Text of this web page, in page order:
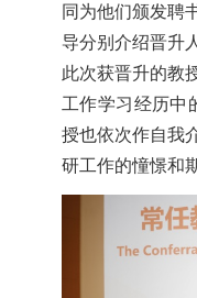
同为他们颁发聘
导分别介绍晋升
此次获晋升的教
工作学习经历中
授也依次作自我
研工作的憧憬和